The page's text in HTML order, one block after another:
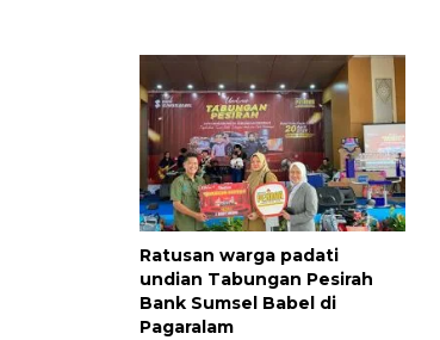
Ratusan warga padati
undian Tabungan Pesirah
Bank Sumsel Babel di
Pagaralam